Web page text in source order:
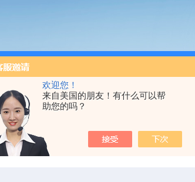
欢迎您！
来自美国的朋友！有什么可以帮
助您的吗？
栓拉伸试验机
首页 产品中心 线材、材料扭转试验机